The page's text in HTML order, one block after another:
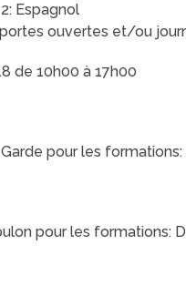
Espagnol
ouvertes et/ou
de 10h00 à 17h00
pour les formations:
pour les formations: